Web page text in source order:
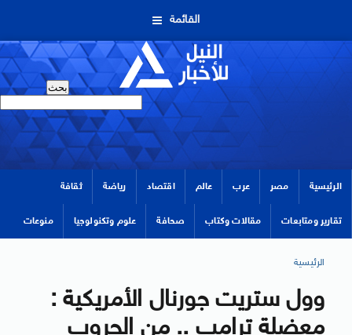
القائمة
الرئيسية مصر عرب عالم اقتصاد رياضة ثقافة
تقارير ومتابعات مقالات وكتاب صحافة علوم وتكنولوجيا منوعات
الرئيسية
وول ستريت جورنال الأمريكية :
معضلة ترامب .. من الحروب